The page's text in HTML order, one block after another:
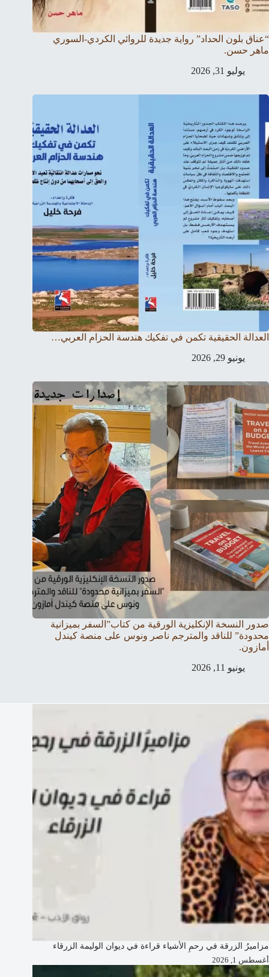
“عناق بلون الحداد” رواية جديدة للروائي الكردي-السوري
ماهر حسن.
يوليو 31, 2026
العدالة الحقيقية تكمن في تفكيك هندسة الحزام العربي…
يونيو 29, 2026
صدور النسخة الإنكليزية الورقية من كتاب”السفر بميزانية
محدودة” للناقد والمترجم ناصر ونوس على منصة كيندل
أمازون.
يونيو 11, 2026
مزاميرُ الزرقة في رحمِ الأشياء قراءة في ديوان الوليمة الزرقاء
أغسطس 1, 2026